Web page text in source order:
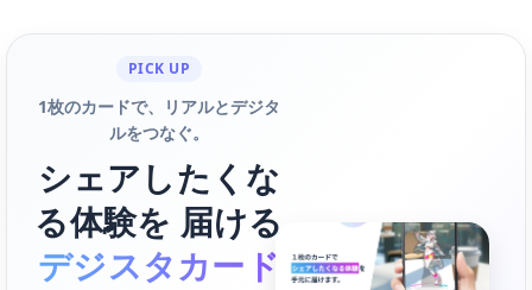
PICK UP
1枚のカードで、リアルとデジタ
ルをつなぐ。
シェアしたくな
る体験を 届ける
デジスタカード